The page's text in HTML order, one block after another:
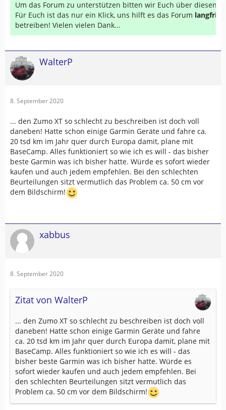
Um das Forum zu unterstützen bitten wir Euch über diesen
Für Euch ist das nur ein Klick, uns hilft es das Forum
betreiben! Vielen vielen Dank...
WalterP
8. September 2020
... den Zumo XT so schlecht zu beschreiben ist doch voll
daneben! Hatte schon einige Garmin Geräte und fahre ca.
20 tsd km im Jahr quer durch Europa damit, plane mit
BaseCamp. Alles funktioniert so wie ich es will - das bisher
beste Garmin was ich bisher hatte. Würde es sofort wieder
kaufen und auch jedem empfehlen. Bei den schlechten
Beurteilungen sitzt vermutlich das Problem ca. 50 cm vor
dem Bildschirm!
xabbus
8. September 2020
Zitat von WalterP
... den Zumo XT so schlecht zu beschreiben ist doch voll
daneben! Hatte schon einige Garmin Geräte und fahre
ca. 20 tsd km im Jahr quer durch Europa damit, plane mit
BaseCamp. Alles funktioniert so wie ich es will - das
bisher beste Garmin was ich bisher hatte. Würde es
sofort wieder kaufen und auch jedem empfehlen. Bei
den schlechten Beurteilungen sitzt vermutlich das
Problem ca. 50 cm vor dem Bildschirm!